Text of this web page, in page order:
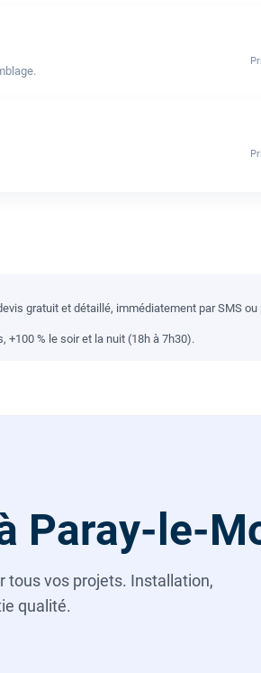
gratuit et détaillé, immédiatement par SMS ou
+100 % le soir et la nuit (18h à 7h30).
Paray-le-
tous vos projets. Installation,
qualité.